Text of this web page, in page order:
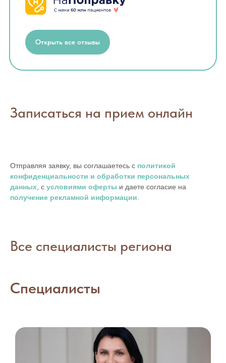
Открыть все отзывы
Записаться на прием онлайн
Отправляя заявку, вы соглашаетесь с политикой
конфиденциальности и обработки персональных
данных , с условиями оферты и даете согласие на
получение рекламной информации
Все специалисты региона
Специалисты